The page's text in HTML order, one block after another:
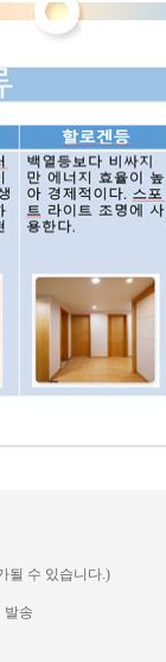
될 수 있습니다.)
발송